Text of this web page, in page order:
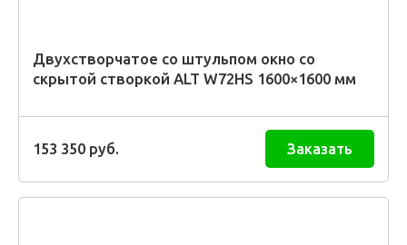
Двухстворчатое со штульпом окно со
скрытой створкой ALT W72HS 1600×1600 мм
153 350 руб. Заказать